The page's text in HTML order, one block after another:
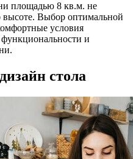
площадью 8 кв.м. не
высоте. Выбор оптимальной
условия
функциональности и
стола